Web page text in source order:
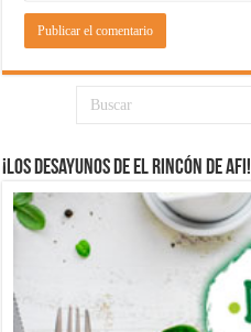
¡Los desayunos de El Rincón de Afi!